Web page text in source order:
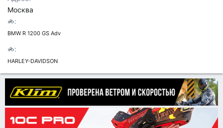
Москва
BMW R 1200 GS Adv
HARLEY-DAVIDSON